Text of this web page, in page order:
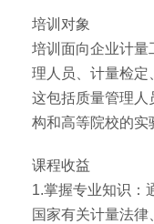
培训对象
培训面向企业计量
理人员、计量检定
这包括质量管理人
构和高等院校的实
课程收益
1.掌握专业知识：
国家有关计量法